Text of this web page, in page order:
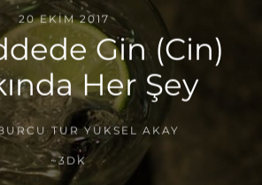
20 EKIM 2017
Gin (Cin)
Her Şey
TUR YÜKSEL AKAY
~3DK